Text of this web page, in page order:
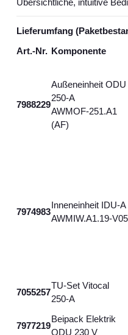
Übersichtliche, intuitive
Lieferumfang
Art.-Nr. Komponente
7988229
Außeneinheit ODU
250‑A
AWMOF‑251.A1
(AF)
7974983
Inneneinheit IDU‑A
7055257
TU‑Set Vitocal
250‑A
7977219
Beipack Elektrik
ODU 230 V